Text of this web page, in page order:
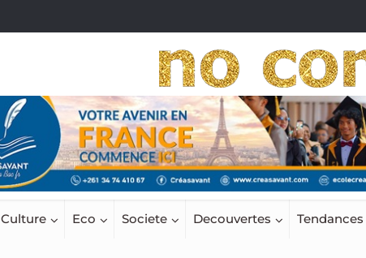
Culture Eco Societe Decouvertes Tendances